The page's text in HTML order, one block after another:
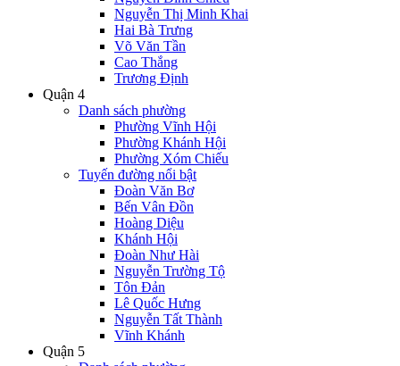
Nguyễn Thị Minh Khai
Hai Bà Trưng
Võ Văn Tần
Cao Thắng
Trương Định
Quận 4
Danh sách phường
Phường Vĩnh Hội
Phường Khánh Hội
Phường Xóm Chiếu
Tuyến đường nổi bật
Đoàn Văn Bơ
Bến Vân Đồn
Hoàng Diệu
Khánh Hội
Đoàn Như Hài
Nguyễn Trường Tộ
Tôn Đản
Lê Quốc Hưng
Nguyễn Tất Thành
Vĩnh Khánh
Quận 5